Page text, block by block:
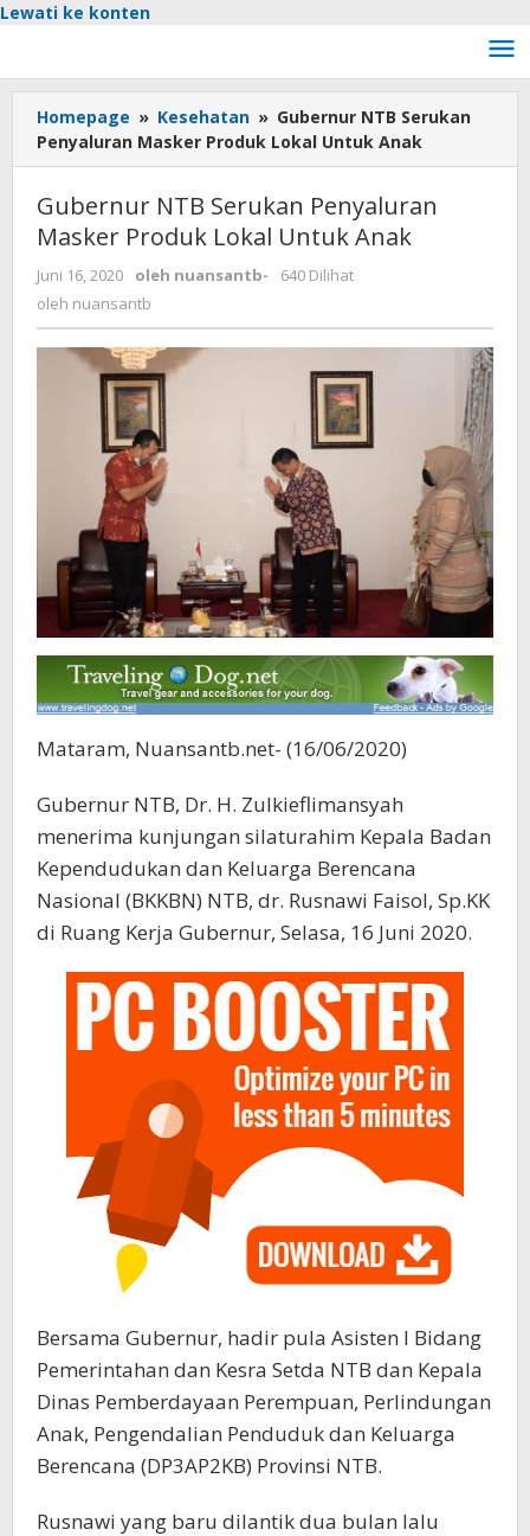
Lewati ke konten
Homepage » Kesehatan » Gubernur NTB Serukan
Penyaluran Masker Produk Lokal Untuk Anak
Gubernur NTB Serukan Penyaluran
Masker Produk Lokal Untuk Anak
Juni 16, 2020 oleh nuansantb-
640 Dilihat
oleh nuansantb
Mataram, Nuansantb.net- (16/06/2020)
Gubernur NTB, Dr. H. Zulkieflimansyah
menerima kunjungan silaturahim Kepala Badan
Kependudukan dan Keluarga Berencana
Nasional (BKKBN) NTB, dr. Rusnawi Faisol, Sp.KK
di Ruang Kerja Gubernur, Selasa, 16 Juni 2020.
Bersama Gubernur, hadir pula Asisten I Bidang
Pemerintahan dan Kesra Setda NTB dan Kepala
Dinas Pemberdayaan Perempuan, Perlindungan
Anak, Pengendalian Penduduk dan Keluarga
Berencana (DP3AP2KB) Provinsi NTB.
Rusnawi yang baru dilantik dua bulan lalu